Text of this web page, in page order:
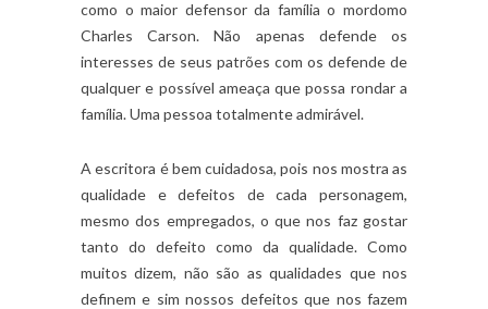
como o maior defensor da família o mordomo
Charles Carson. Não apenas defende os
interesses de seus patrões com os defende de
qualquer e possível ameaça que possa rondar a
família. Uma pessoa totalmente admirável.
A escritora é bem cuidadosa, pois nos mostra as
qualidade e defeitos de cada personagem,
mesmo dos empregados, o que nos faz gostar
tanto do defeito como da qualidade. Como
muitos dizem, não são as qualidades que nos
definem e sim nossos defeitos que nos fazem